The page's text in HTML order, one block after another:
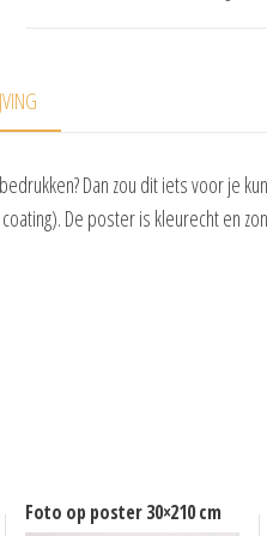
Dan zou dit iets voor je
De poster is kleurecht en
Foto op poster 30×210 cm